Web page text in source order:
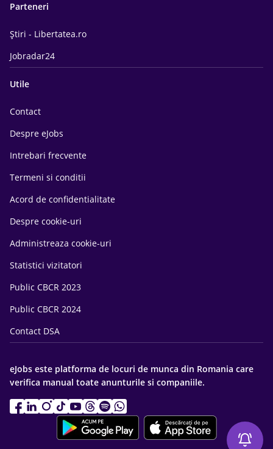
Parteneri
Știri - Libertatea.ro
Jobradar24
Utile
Contact
Despre eJobs
Intrebari frecvente
Termeni si conditii
Acord de confidentialitate
Despre cookie-uri
Administreaza cookie-uri
Statistici vizitatori
Public CBCR 2023
Public CBCR 2024
Contact DSA
eJobs este platforma de locuri de munca din Romania care
verifica manual toate anunturile si companiile.